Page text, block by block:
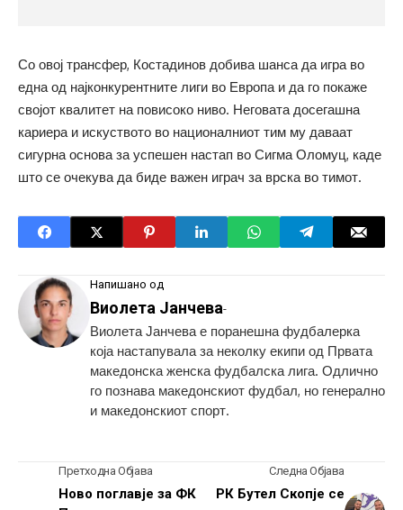
Со овој трансфер, Костадинов добива шанса да игра во
една од најконкурентните лиги во Европа и да го покаже
својот квалитет на повисоко ниво. Неговата досегашна
кариера и искуството во националниот тим му даваат
сигурна основа за успешен настап во Сигма Оломуц, каде
што се очекува да биде важен играч за врска во тимот.
Напишано од
Виолета Јанчева-
Виолета Јанчева е поранешна фудбалерка
која настапувала за неколку екипи од Првата
македонска женска фудбалска лига. Одлично
го познава македонскиот фудбал, но генерално
и македонскиот спорт.
Претходна Објава
Ново поглавје за ФК
Следна Објава
РК Бутел Скопје се